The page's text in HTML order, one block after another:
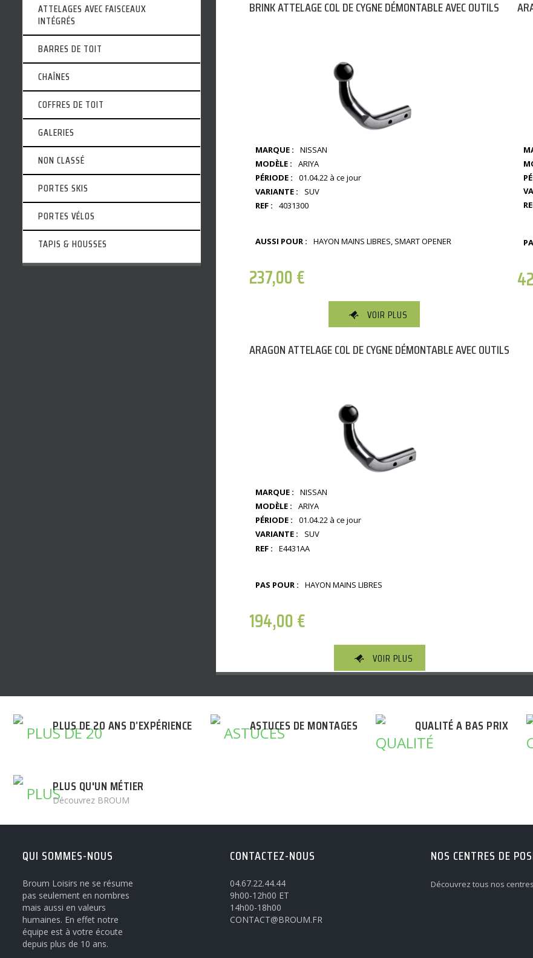
BRINK ATTELAGE COL DE CYGNE DÉMONTABLE AVEC OUTILS
MARQUE :
NISSAN
MODÈLE :
ARIYA
PÉRIODE :
01.04.22 à ce jour
VARIANTE :
SUV
REF :
4031300
AUSSI POUR : HAYON MAINS LIBRES, SMART OPENER
237,00€
VOIR PLUS
ARAGON ATTELAGE COL DE CYGNE DÉMONTABLE AVEC OUTILS
MARQUE :
NISSAN
MODÈLE :
ARIYA
PÉRIODE :
01.04.22 à ce jour
VARIANTE :
SUV
REF :
E4431AA
PAS POUR : HAYON MAINS LIBRES
194,00€
VOIR PLUS
ATTELAGES AVEC FAISCEAUX
INTÉGRÉS
BARRES DE TOIT
CHAÎNES
COFFRES DE TOIT
GALERIES
NON CLASSÉ
PORTES SKIS
PORTES VÉLOS
TAPIS & HOUSSES
PLUS DE 20 ANS D’EXPÉRIENCE ASTUCES DE MONTAGES QUALITÉ A BAS PRIX
PLUS QU'UN MÉTIER
Découvrez BROUM
QUI SOMMES-NOUS
Broum Loisirs ne se résume
pas seulement en nombres
mais aussi en valeurs
humaines. En effet notre
équipe est à votre écoute
depuis plus de 10 ans.
CONTACTEZ-NOUS
04.67.22.44.44
9h00-12h00 ET
14h00-18h00
CONTACT@BROUM.FR
NOS CENTRES DE
Découvrez tous nos